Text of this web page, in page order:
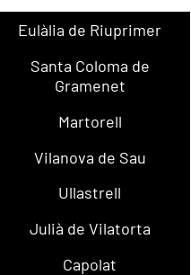
Eulàlia de Riuprimer
Santa Coloma de
Gramenet
Martorell
Vilanova de Sau
Ullastrell
Julià de Vilatorta
Capolat